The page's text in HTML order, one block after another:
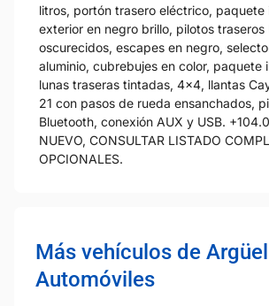
litros, portón trasero eléctrico, paquete
exterior en negro brillo, pilotos traseros
oscurecidos, escapes en negro,
aluminio, cubrebujes en color, paquete
lunas traseras tintadas, 4x4, llantas
21 con pasos de rueda ensanchados,
Bluetooth, conexión AUX y USB.
NUEVO, CONSULTAR LISTADO
OPCIONALES.
Más vehículos de
Automóviles